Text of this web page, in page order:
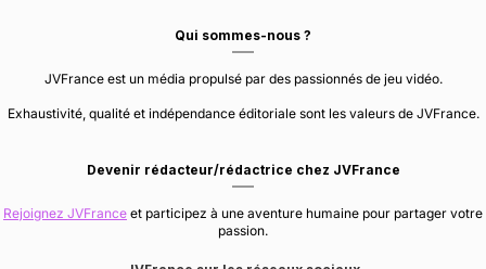
Qui sommes-nous ?
JVFrance est un média propulsé par des passionnés de jeu vidéo.
Exhaustivité, qualité et indépendance éditoriale sont les valeurs de JVFrance.
Devenir rédacteur/rédactrice chez JVFrance
Rejoignez JVFrance et participez à une aventure humaine pour partager votre
passion.